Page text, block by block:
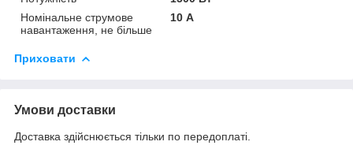
Номінальне струмове
навантаження, не більше
10 А
Приховати
Умови доставки
Доставка здійснюється тільки по передоплаті.